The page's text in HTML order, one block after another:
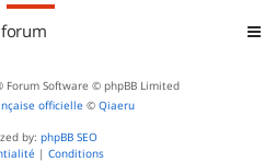
Forum Software © phpBB Limited
officielle © Qiaeru
by: phpBB SEO
| Conditions